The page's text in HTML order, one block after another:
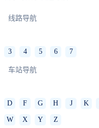
线路导航
3 4 5 6 7
车站导航
D F G H J K
W X Y Z